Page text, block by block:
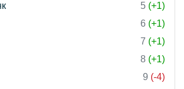
5 (+1)
6 (+1)
7 (+1)
8 (+1)
9 (-4)